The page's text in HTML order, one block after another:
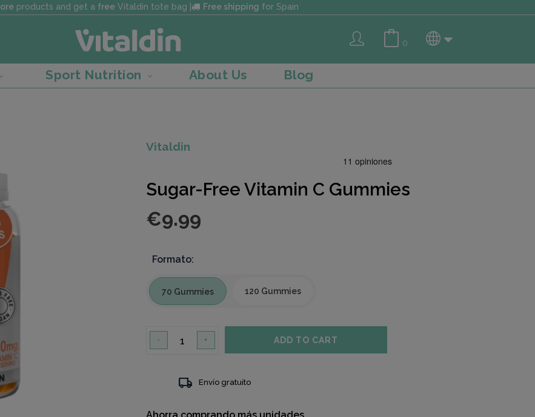
products and get a freeVitaldin tote bag | Free shipping for Spain
0
Sport Nutrition About Us Blog
Vitaldin
Sugar-Free Vitamin C Gummies
€9.99
Formato:
70 Gummies 120 Gummies
- + ADD TO CART
local_shipping Envío gratuito